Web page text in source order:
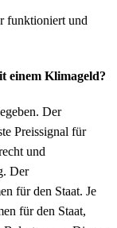
funktioniert und
einem Klimageld?
Der
Preissignal für
und
Der
für den Staat. Je
für den Staat,